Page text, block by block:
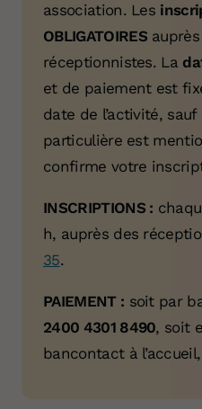
association. Les
OBLIGATOIRESauprès
réceptionnistes. La
et de paiement est
date de l’activité,
particulière est
confirme votre
INSCRIPTIONS :
h, auprès des
35.
PAIEMENT : soit par
2400 4301 8490, soit
bancontact à